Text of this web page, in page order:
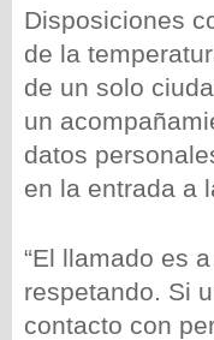
Disposiciones
de la
de un solo
un
datos
en la entrada a
“El llamado es
respetando. Si
contacto con